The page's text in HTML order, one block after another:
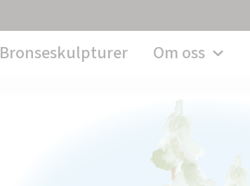
Bronseskulpturer Om oss